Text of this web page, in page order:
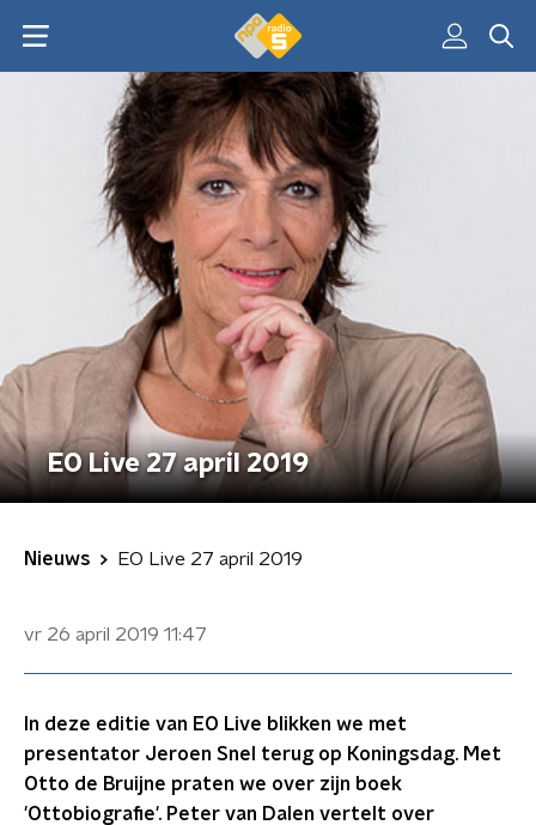
EO Live 27 april 2019
Nieuws EO Live 27 april 2019
vr 26 april 2019 11:47
In deze editie van EO Live blikken we met
presentator Jeroen Snel terug op Koningsdag. Met
Otto de Bruijne praten we over zijn boek
'Ottobiografie'. Peter van Dalen vertelt over